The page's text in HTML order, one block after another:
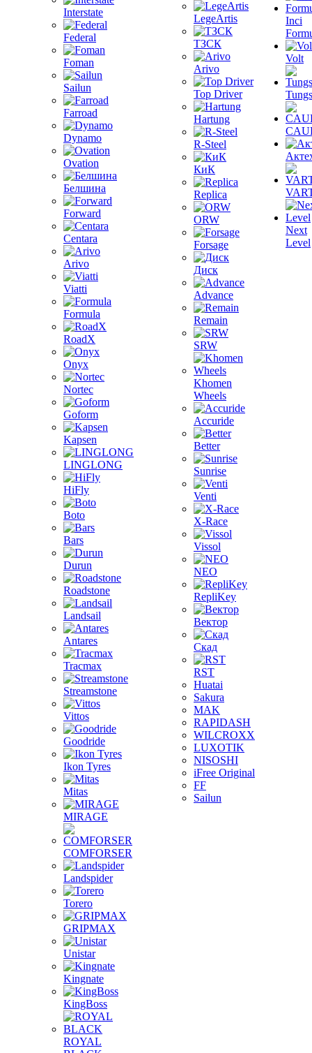
Interstate
Federal
Foman
Sailun
Farroad
Dynamo
Ovation
Белшина
Forward
Centara
Arivo
Viatti
Formula
RoadX
Onyx
Nortec
Goform
Kapsen
LINGLONG
HiFly
Boto
Bars
Durun
Roadstone
Landsail
Antares
Tracmax
Streamstone
Vittos
Goodride
Ikon Tyres
Mitas
MIRAGE
COMFORSER
Landspider
Torero
GRIPMAX
Unistar
Kingnate
KingBoss
ROYAL
LegeArtis
ТЗСК
Arivo
Top Driver
Hartung
R-Steel
КиК
Replica
ORW
Forsage
Диск
Advance
Remain
SRW
Khomen
Wheels
Accuride
Better
Sunrise
Venti
X-Race
Vissol
NEO
RepliKey
Вектор
Скад
RST
Huatai
Sakura
MAK
RAPIDASH
WILCROXX
LUXOTIK
NISOSHI
iFree Original
FF
Sailun
Inci
Volt
Next
Level